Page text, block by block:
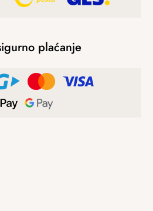
plaćanje